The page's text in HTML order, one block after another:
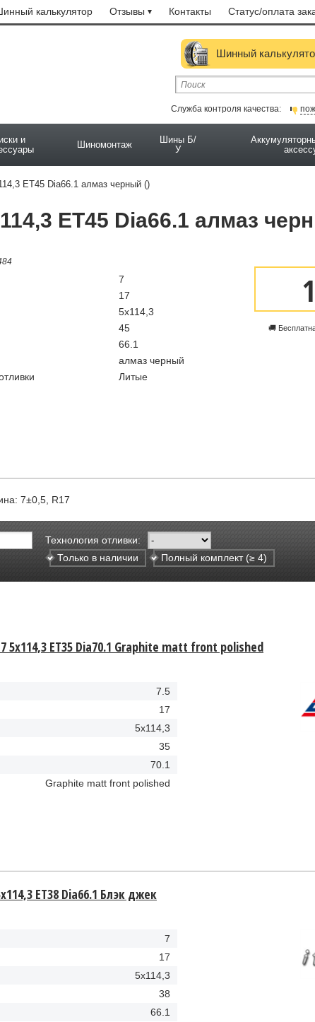
калькулятор Отзывы Контакты Статус/оплата
Шинный
Служба контроля качества:
и
Шиномонтаж
Шины Б/
У
ET45 Dia66.1 алмаз черный ()
ET45 Dia66.1 алмаз
7
17
5x114,3
45
66.1
алмаз черный
Литые
🚚
7±0,5, R17
Технология отливки:
Только в наличии
Полный комплект (≥ 4)
5x114,3 ET35 Dia70.1 Graphite matt front polished
7.5
17
5x114,3
35
70.1
Graphite matt front polished
ET38 Dia66.1 Блэк джек
7
17
5x114,3
38
66.1